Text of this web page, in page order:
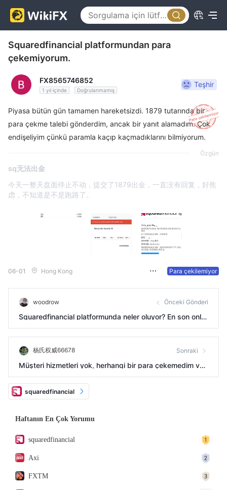
Squaredfinancial platformundan para
çekemiyorum.
FX8565746852
1 yıl içinde Doğrulanmamış
Teşhir
Piyasa bütün gün tamamen hareketsizdi. 1879 tutarında bir
para çekme talebi gönderdim, ancak bir yanıt alamadım. Çok
endişeliyim çünkü paramla kaçıp kaçmadıklarını bilmiyorum.
Özgün
sq无法出金
今天一整天盘面停止不动，提交了1879出金，一直没有回复，好焦
虑，不知道是不是跑路了。
06-01 Hong Kong Para çekilemiyor
woodrow Önceki Gönderi
Squaredfinancial platformunda neler oluyor? En son onlar
la iletişime geçeli iki gün oldu ve piyasa açılmadı.
杨氏权威66678 Sonraki
Müşteri hizmetleri yok, herhangi bir para çekemedim ve t
üm kayıtlarım gitti.
squaredfinancial
Haftanın En Çok Yorumu
squaredfinancial
Axi
FXTM